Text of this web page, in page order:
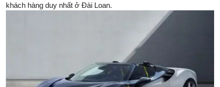
khách hàng duy nhất ở Đài Loan.